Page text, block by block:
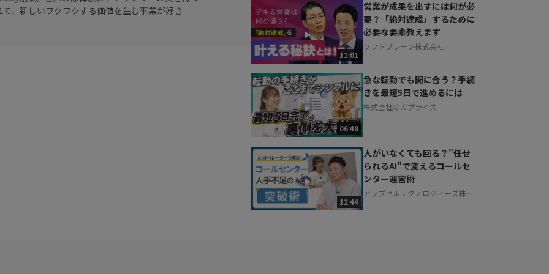
、新しいワクワクする価値を生む事業が好き
11:01
営業が成果を出すには何が必
要？「絶対達成」するために
必要な要素教えます
ソフトブレーン株式会社
06:48
急な転勤でも間に合う？手続
きを最短5日で進めるには
株式会社ギガプライズ
12:44
人がいなくても回る？"任せ
られるAI"で変えるコールセ
ンター運営術
アップセルテクノロジィーズ株式